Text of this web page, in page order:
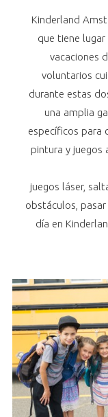
Kinderland
que tiene
vacaciones
voluntarios
durante estas
una amplia
específicos para
pintura y juegos
juegos láser,
obstáculos,
día en